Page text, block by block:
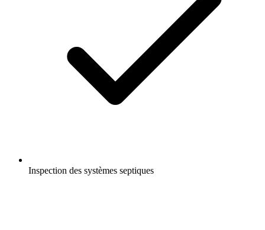
Inspection des systèmes septiques